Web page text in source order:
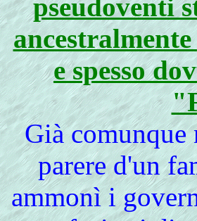
pseudoventi
e spesso
Giàcomunque
parere d'un
ammonì i